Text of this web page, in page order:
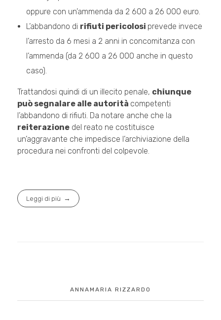
oppure con un’ammenda da 2 600 a 26 000 euro.
L’abbandono di rifiuti pericolosi prevede invece
l’arresto da 6 mesi a 2 anni in concomitanza con
l’ammenda (da 2 600 a 26 000 anche in questo
caso).
Trattandosi quindi di un illecito penale, chiunque
può segnalare alle autorità competenti
l’abbandono di rifiuti. Da notare anche che la
reiterazione del reato ne costituisce
un’aggravante che impedisce l’archiviazione della
procedura nei confronti del colpevole.
Leggi di più
ANNAMARIA RIZZARDO